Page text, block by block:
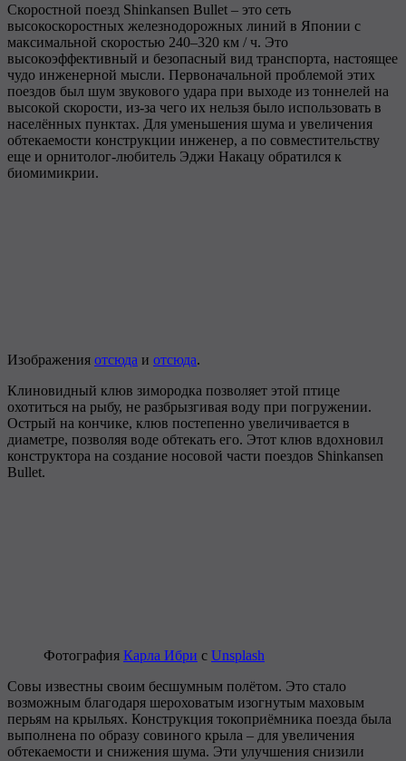
Скоростной поезд Shinkansen Bullet – это сеть
высокоскоростных железнодорожных линий в Японии с
максимальной скоростью 240–320 км / ч. Это
высокоэффективный и безопасный вид транспорта, настоящее
чудо инженерной мысли. Первоначальной проблемой этих
поездов был шум звукового удара при выходе из тоннелей на
высокой скорости, из-за чего их нельзя было использовать в
населённых пунктах. Для уменьшения шума и увеличения
обтекаемости конструкции инженер, а по совместительству
еще и орнитолог-любитель Эджи Накацу обратился к
биомимикрии.
Изображения отсюда и отсюда.
Клиновидный клюв зимородка позволяет этой птице
охотиться на рыбу, не разбрызгивая воду при погружении.
Острый на кончике, клюв постепенно увеличивается в
диаметре, позволяя воде обтекать его. Этот клюв вдохновил
конструктора на создание носовой части поездов Shinkansen
Bullet.
Фотография Карла Ибри с Unsplash
Совы известны своим бесшумным полётом. Это стало
возможным благодаря шероховатым изогнутым маховым
перьям на крыльях. Конструкция токоприёмника поезда была
выполнена по образу совиного крыла – для увеличения
обтекаемости и снижения шума. Эти улучшения снизили